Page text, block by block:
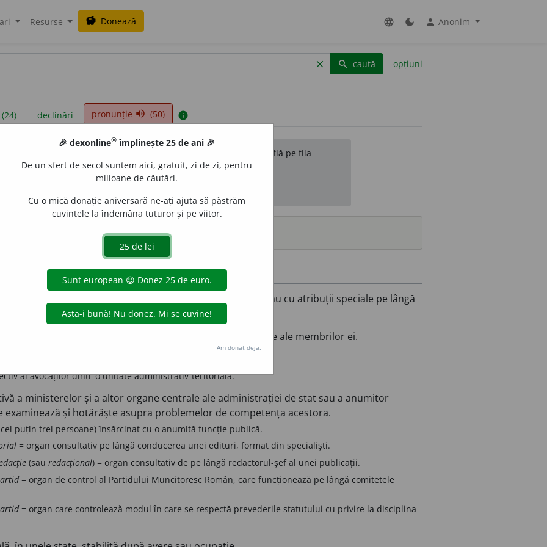
Resurse savings Donează language dark_mode person Anonim
clear search caută opțiuni
declinări pronunție volume_up (50) info
sunt compilate de echipa dexonline. Definițiile originale se află pe fila
reordona filele pe pagina depreferințe.
surse
organizării interne a instanței supreme din România sau cu atribuții speciale pe lângă
alcătuită cu scopul de a apăra interesele profesionale ale membrilor ei.
în funcție.
al avocaților dintr-o unitate administrativ-teritorială.
a ministerelor și a altor organe centrale ale administrației de stat sau a anumitor
și hotărăște asupra problemelor de competența acestora.
puțin trei persoane) însărcinat cu o anumită funcție publică.
= organ consultativ pe lângă conducerea unei edituri, format din specialiști.
(sau redacțional) = organ consultativ de pe lângă redactorul-șef al unei publicații.
= organ de control al Partidului Muncitoresc Român, care funcționează pe lângă comitetele
= organ care controlează modul în care se respectă prevederile statutului cu privire la disciplina
🎉 dexonline® împlinește 25 de ani 🎉
De un sfert de secol suntem aici, gratuit, zi de zi, pentru
milioane de căutări.
Cu o mică donație aniversară ne-ați ajuta să păstrăm
cuvintele la îndemâna tuturor și pe viitor.
Am donat deja.